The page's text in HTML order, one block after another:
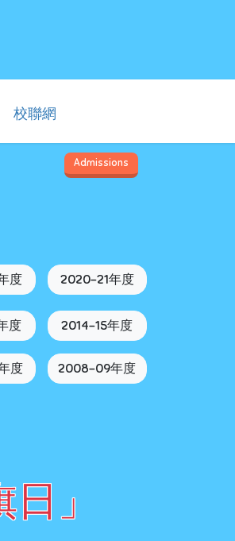
校聯網
Admissions
度 2020-21年度
度 2014-15年度
度 2008-09年度
」